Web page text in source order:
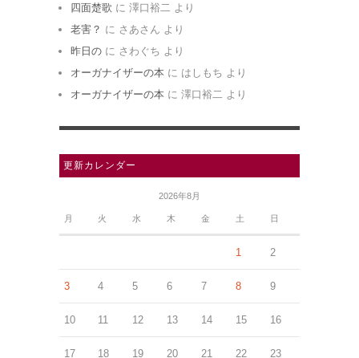
四面楚歌 に 澤口裕二 より
老害？ に さあさん より
昨日の に さわぐち より
オーガナイザーの本 に はしもち より
オーガナイザーの本 に 澤口裕二 より
更新カレンダー
2026年8月
月 火 水 木 金 土 日
1 2
3 4 5 6 7 8 9
10 11 12 13 14 15 16
17 18 19 20 21 22 23